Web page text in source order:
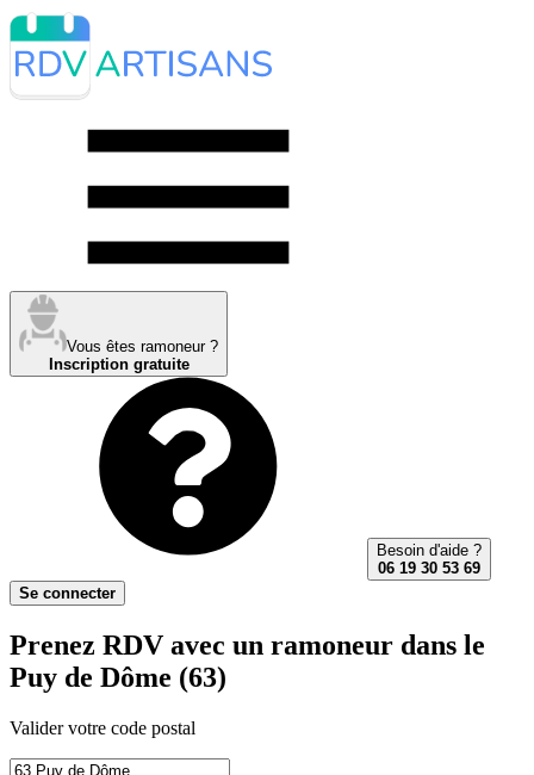
Vous êtes ramoneur ?
Inscription gratuite
Besoin d'aide ?
06 19 30 53 69
Se connecter
Prenez RDV avec un ramoneur dans le
Puy de Dôme (63)
Valider votre code postal